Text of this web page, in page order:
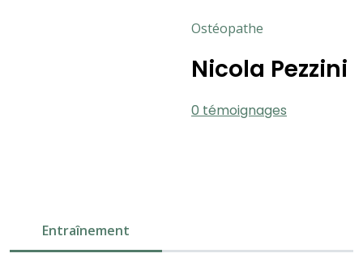
Ostéopathe
Nicola Pezzini
0 témoignages
Entraînement